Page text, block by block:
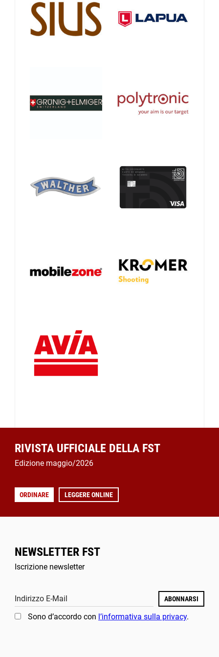
RIVISTA UFFICIALE DELLA FST
Edizione maggio/2026
ORDINARE LEGGERE ONLINE
NEWSLETTER FST
Iscrizione newsletter
Indirizzo E-Mail ABONNARSI
Sono d’accordo con l’informativa sulla privacy.